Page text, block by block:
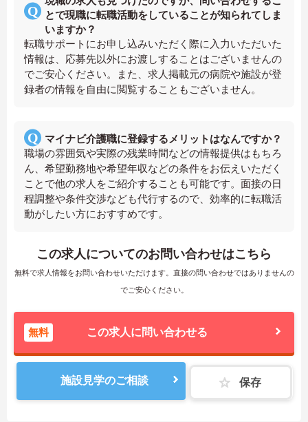
とで現職に転職活動をしていることが知られてしま
いますか？
転職サポートにお申し込みいただく際に入力いただいた
情報は、応募先以外にお渡しすることはございませんの
でご安心ください。また、求人掲載元の病院や施設が登
録者の情報を自由に閲覧することもございません。
マイナビ介護職に登録するメリットはなんですか？
職場の雰囲気や実際の残業時間などの情報提供はもちろ
ん、希望勤務地や希望年収などの条件をお伝えいただく
ことで他の求人をご紹介することも可能です。面接の日
程調整や条件交渉なども代行するので、効率的に転職活
動がしたい方におすすめです。
この求人についてのお問い合わせはこちら
無料で求人情報をお問い合わせいただけます。直接の問い合わせではありませんの
でご安心ください。
無料 この求人に問い合わせる
施設見学のご相談 保存